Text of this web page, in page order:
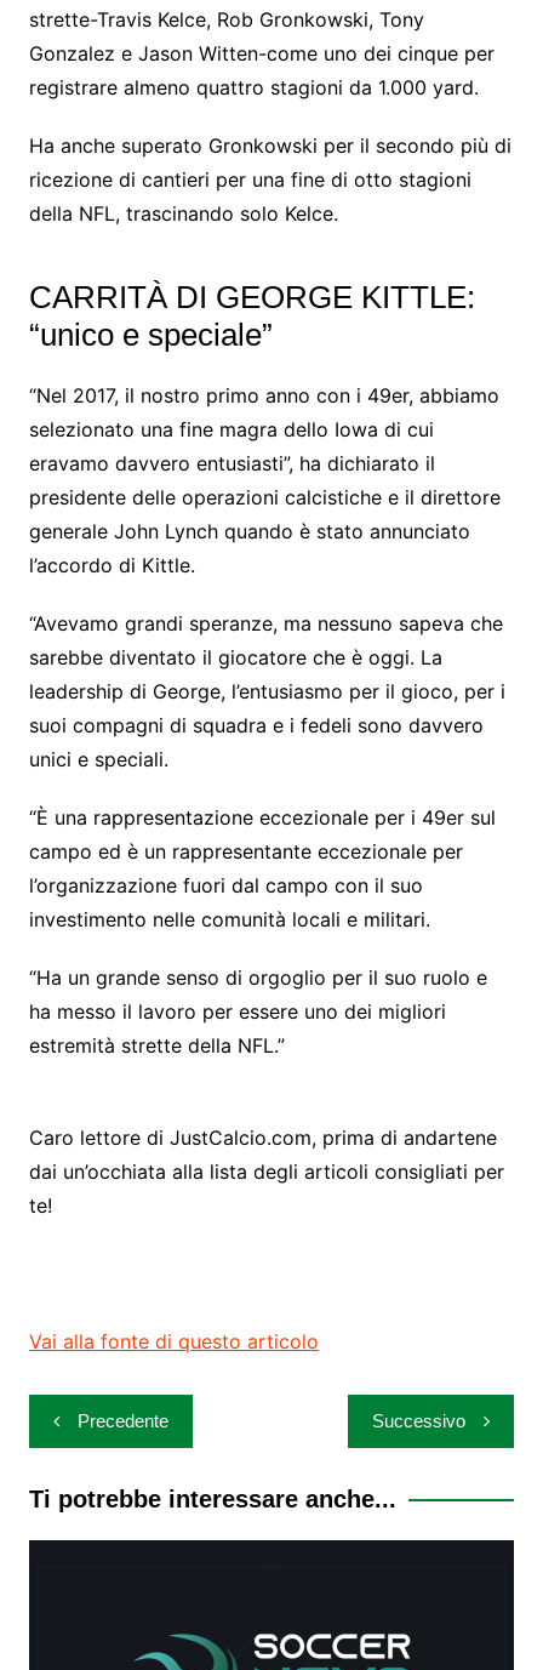
strette-Travis Kelce, Rob Gronkowski, Tony
Gonzalez e Jason Witten-come uno dei cinque per
registrare almeno quattro stagioni da 1.000 yard.
Ha anche superato Gronkowski per il secondo più di
ricezione di cantieri per una fine di otto stagioni
della NFL, trascinando solo Kelce.
CARRITÀ DI GEORGE KITTLE:
“unico e speciale”
“Nel 2017, il nostro primo anno con i 49er, abbiamo
selezionato una fine magra dello Iowa di cui
eravamo davvero entusiasti”, ha dichiarato il
presidente delle operazioni calcistiche e il direttore
generale John Lynch quando è stato annunciato
l’accordo di Kittle.
“Avevamo grandi speranze, ma nessuno sapeva che
sarebbe diventato il giocatore che è oggi. La
leadership di George, l’entusiasmo per il gioco, per i
suoi compagni di squadra e i fedeli sono davvero
unici e speciali.
“È una rappresentazione eccezionale per i 49er sul
campo ed è un rappresentante eccezionale per
l’organizzazione fuori dal campo con il suo
investimento nelle comunità locali e militari.
“Ha un grande senso di orgoglio per il suo ruolo e
ha messo il lavoro per essere uno dei migliori
estremità strette della NFL.”
Caro lettore di JustCalcio.com, prima di andartene
dai un’occhiata alla lista degli articoli consigliati per
te!
Vai alla fonte di questo articolo
Navigazione
articoli
Precedente Successivo
Ti potrebbe interessare anche...